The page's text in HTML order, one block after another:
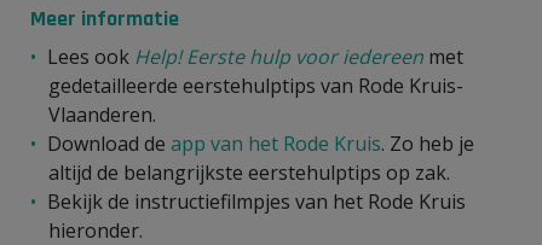
Meer informatie
Lees ook Help! Eerste hulp voor iedereen met
gedetailleerde eerstehulptips van Rode Kruis-
Vlaanderen.
Download de app van het Rode Kruis. Zo heb je
altijd de belangrijkste eerstehulptips op zak.
Bekijk de instructiefilmpjes van het Rode Kruis
hieronder.